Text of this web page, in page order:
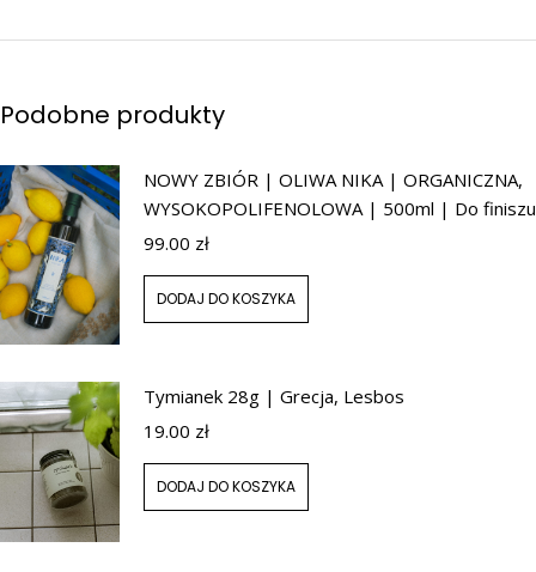
Podobne produkty
NOWY ZBIÓR | OLIWA NIKA | ORGANICZNA,
WYSOKOPOLIFENOLOWA | 500ml | Do finiszu
99.00 zł
DODAJ DO KOSZYKA
Tymianek 28g | Grecja, Lesbos
19.00 zł
DODAJ DO KOSZYKA